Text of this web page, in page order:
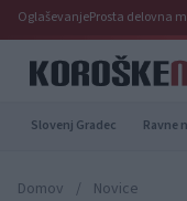
OglaševanjeProsta delovna
Slovenj Gradec Ravne
Domov / Novice